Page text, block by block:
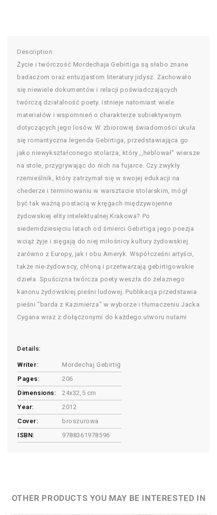
Description:
Życie i twórczość Mordechaja Gebirtiga są słabo znane
badaczom oraz entuzjastom literatury jidysz. Zachowało
się niewiele dokumentów i relacji poświadczających
twórczą działalność poety. Istnieje natomiast wiele
materiałów i wspomnień o charakterze subiektywnym
dotyczących jego losów. W zbiorowej świadomości ukuła
się romantyczna legenda Gebirtiga, przedstawiająca go
jako niewykształconego stolarza, który ,,heblował" wiersze
na stole, przygrywając do nich na fujarce. Czy zwykły
rzemieślnik, który zatrzymał się w swojej edukacji na
chederze i terminowaniu w warsztacie stolarskim, mógł
być tak ważną postacią w kręgach międzywojenne
żydowskiej elity intelektualnej Krakowa? Po
siedemdziesięciu latach od śmierci Gebirtiga jego poezja
wciąż żyje i sięgają do niej miłośnicy kultury żydowskiej
zarówno z Europy, jak i obu Ameryk. Współcześni artyści,
także nie-żydowscy, chłoną i przetwarzają gebirtigowskie
dzieła. Spuścizna twórcza poety weszła do żelaznego
kanonu żydowskiej pieśni ludowej. Publikacja przedstawia
pieśni "barda z Kazimierza" w wyborze i tłumaczeniu Jacka
Cygana wraz z dołączonymi do każdego utworu nutami
Details:
Writer:
Mordechaj Gebirtig
Pages:
206
Dimensions:
24x32,5 cm
Year:
2012
Cover:
broszurowa
ISBN:
9788361978596
OTHER PRODUCTS YOU MAY BE INTERESTED IN